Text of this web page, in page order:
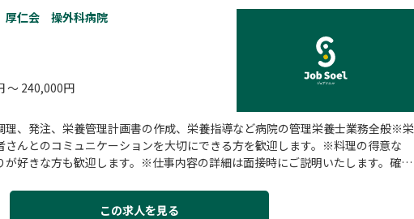
厚仁会 操外科病院
～ 240,000円
理、発注、栄養管理計画書の作成、栄養指導など病院の管理栄養士業務全般※栄
さんとのコミュニケーションを大切にできる方を歓迎します。※料理の得意な
が好きな方も歓迎します。※仕事内容の詳細は面接時にご説明いたします。確認
この求人を見る